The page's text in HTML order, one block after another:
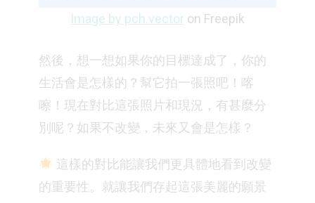
Image by pch.vector on Freepik
然後，想一想如果你的目標達成了，你的
生活會是怎樣的？幫它拍一張照吧！喀
嚓！現在對比這張照片和現況，有甚麼分
別呢？如果不改變，未來又會是怎樣？
這樣的對比能讓我們更具體地看到改變
的重要性。就讓我們存起這張美麗的願景